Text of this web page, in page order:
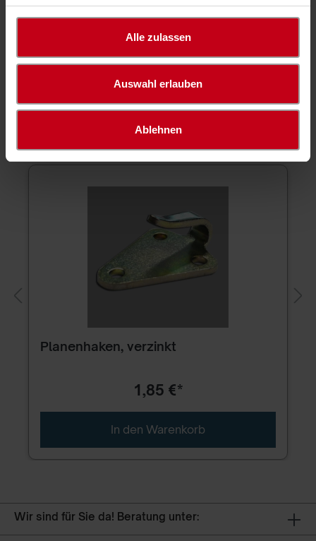
Alle zulassen
Auswahl erlauben
Ablehnen
Planenhaken, verzinkt
1,85 €*
In den Warenkorb
Wir sind für Sie da! Beratung unter: